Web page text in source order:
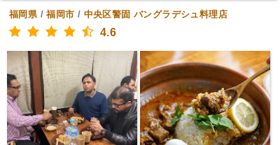
福岡県/福岡市 / 中央区警固 バングラデシュ料理店
4.6